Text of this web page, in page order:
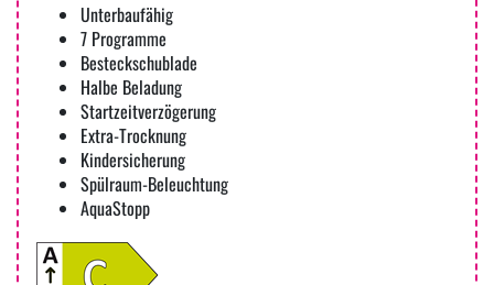
Unterbaufähig
7 Programme
Besteckschublade
Halbe Beladung
Startzeitverzögerung
Extra-Trocknung
Kindersicherung
Spülraum-Beleuchtung
AquaStopp